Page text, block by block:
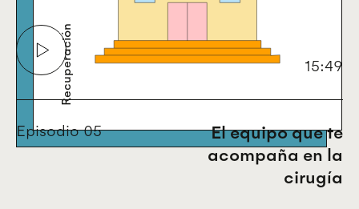
Recuperación 15:49
05
El equipo que te
acompaña en la
cirugía